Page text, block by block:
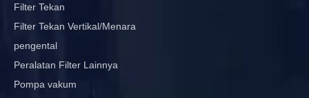
Filter Tekan
Filter Tekan Vertikal/Menara
pengental
Peralatan Filter Lainnya
Pompa vakum